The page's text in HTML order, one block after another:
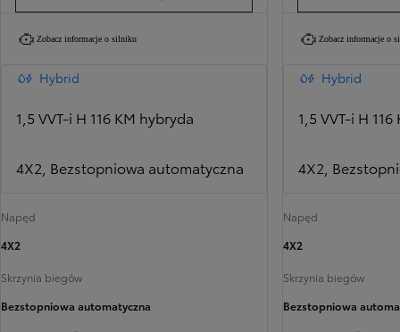
Zobacz informacje o silniku
Hybrid
1,5 VVT-i H 116 KM hybryda
4X2, Bezstopniowa automatyczna
Napęd
4X2
Skrzynia biegów
Bezstopniowa automatyczna
Zobacz informacje o
Hybrid
1,5 VVT-i H
4X2,
Napęd
4X2
Skrzynia biegów
Bezstopniowa